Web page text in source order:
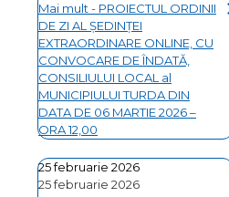
Mai mult- PROIECTUL ORDINII
DE ZI AL ŞEDINŢEI
EXTRAORDINARE ONLINE, CU
CONVOCARE DE ÎNDATĂ,
CONSILIULUI LOCAL al
MUNICIPIULUI TURDA DIN
DATA DE 06 MARTIE 2026 –
ORA 12,00
25 februarie 2026
25 februarie 2026